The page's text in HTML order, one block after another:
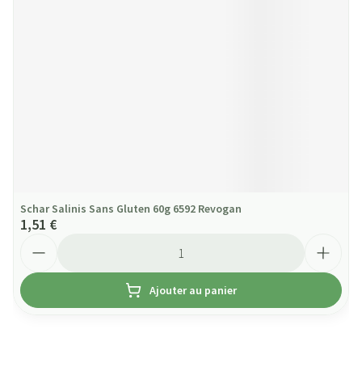
Schar Salinis Sans Gluten 60g 6592 Revogan
1,51 €
Ajouter au panier